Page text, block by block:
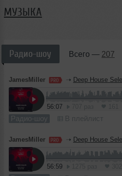
МУЗЫКА
Радио-шоу Всего — 207
JamesMiller ➝ Deep House Selection
56:07
Радио-шоу В плейлист
JamesMiller ➝ Deep House Selection
56:59